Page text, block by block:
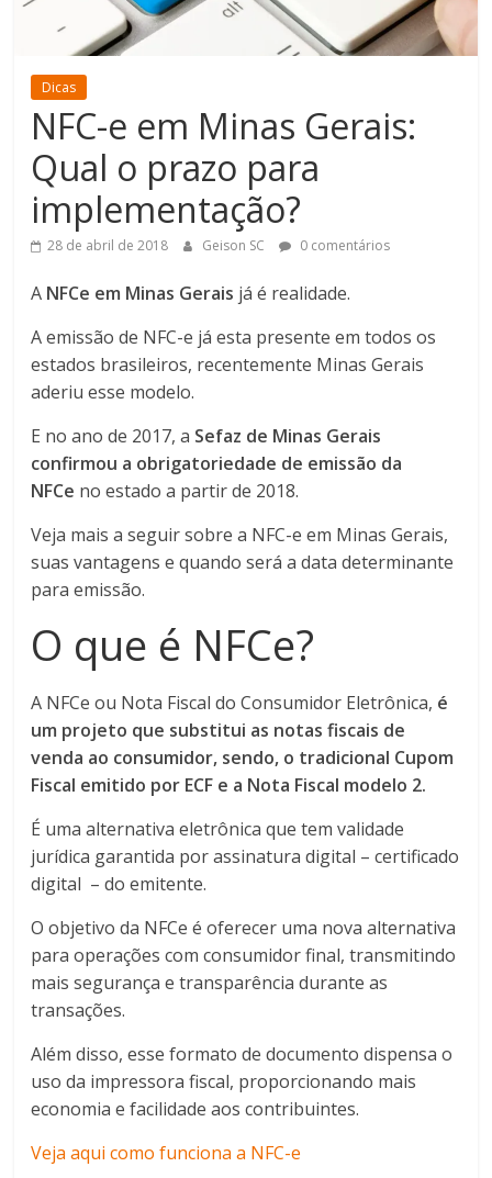
Dicas
NFC-e em Minas Gerais:
Qual o prazo para
implementação?
28 de abril de 2018 Geison SC 0 comentários
A NFCe em Minas Gerais já é realidade.
A emissão de NFC-e já esta presente em todos os
estados brasileiros, recentemente Minas Gerais
aderiu esse modelo.
E no ano de 2017, a Sefaz de Minas Gerais
confirmou a obrigatoriedade de emissão da
NFCe no estado a partir de 2018.
Veja mais a seguir sobre a NFC-e em Minas Gerais,
suas vantagens e quando será a data determinante
para emissão.
O que é NFCe?
A NFCe ou Nota Fiscal do Consumidor Eletrônica, é
um projeto que substitui as notas fiscais de
venda ao consumidor, sendo, o tradicional Cupom
Fiscal emitido por ECF e a Nota Fiscal modelo 2.
É uma alternativa eletrônica que tem validade
jurídica garantida por assinatura digital – certificado
digital – do emitente.
O objetivo da NFCe é oferecer uma nova alternativa
para operações com consumidor final, transmitindo
mais segurança e transparência durante as
transações.
Além disso, esse formato de documento dispensa o
uso da impressora fiscal, proporcionando mais
economia e facilidade aos contribuintes.
Veja aqui como funciona a NFC-e